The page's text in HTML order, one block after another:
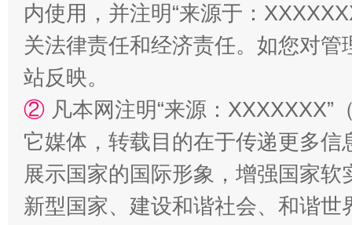
内使用，并注明“来源于：
关法律责任和经济责任。如您对
站反映。
② 凡本网注明“来源：
它媒体，转载目的在于传递更多
展示国家的国际形象，增强国家
新型国家、建设和谐社会、和谐